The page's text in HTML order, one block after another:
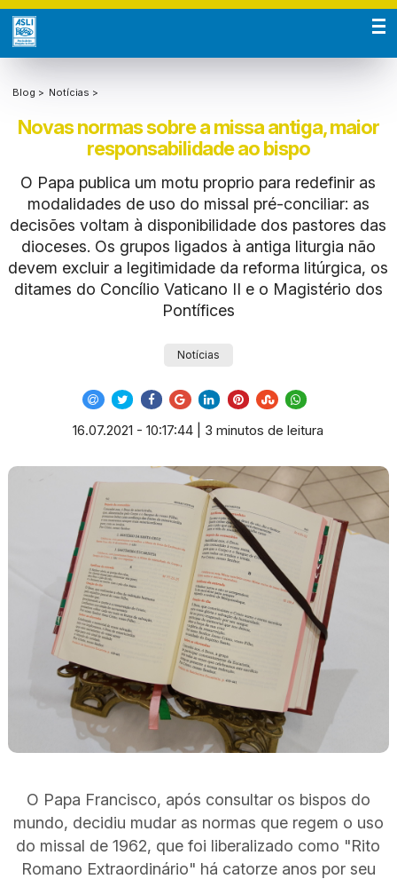
Blog > Notícias >
Novas normas sobre a missa antiga, maior
responsabilidade ao bispo
O Papa publica um motu proprio para redefinir as
modalidades de uso do missal pré-conciliar: as
decisões voltam à disponibilidade dos pastores das
dioceses. Os grupos ligados à antiga liturgia não
devem excluir a legitimidade da reforma litúrgica, os
ditames do Concílio Vaticano II e o Magistério dos
Pontífices
Notícias
16.07.2021 - 10:17:44 | 3 minutos de leitura
O Papa Francisco, após consultar os bispos do
mundo, decidiu mudar as normas que regem o uso
do missal de 1962, que foi liberalizado como "Rito
Romano Extraordinário" há catorze anos por seu